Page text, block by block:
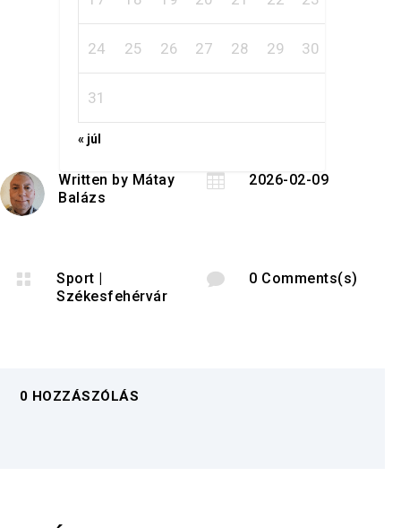
24 25 26 27 28 29 30
31
« júl
Written by Mátay
Balázs
 2026-02-09
 Sport |
Székesfehérvár
 0 Comments(s)
0 HOZZÁSZÓLÁS